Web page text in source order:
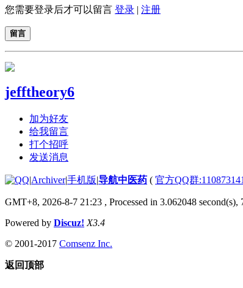
您需要登录后才可以留言 登录 | 注册
留言
jefftheory6
加为好友
给我留言
打个招呼
发送消息
|Archiver|手机版|导航中医药 ( 官方QQ群:110873141
GMT+8, 2026-8-7 21:23 , Processed in 3.062048 second(s),
Powered by Discuz! X3.4
© 2001-2017 Comsenz Inc.
返回顶部